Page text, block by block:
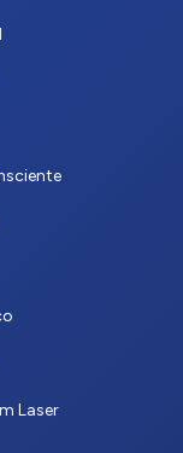
Laser